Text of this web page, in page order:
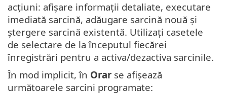
acțiuni: afișare informații detaliate, executare
imediată sarcină, adăugare sarcină nouă și
ștergere sarcină existentă. Utilizați casetele
de selectare de la începutul fiecărei
înregistrări pentru a activa/dezactiva sarcinile.
În mod implicit, în Orar se afișează
următoarele sarcini programate: